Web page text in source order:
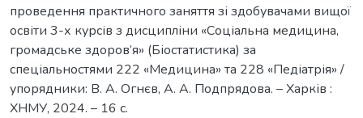
проведення практичного заняття зі здобувачами вищої
освіти 3-х курсів з дисципліни «Соціальна медицина,
громадське здоров’я» (Біостатистика) за
спеціальностями 222 «Медицина» та 228 «Педіатрія» /
упорядники: В. А. Огнєв, А. А. Подпрядова. – Харків :
ХНМУ, 2024. – 16 с.